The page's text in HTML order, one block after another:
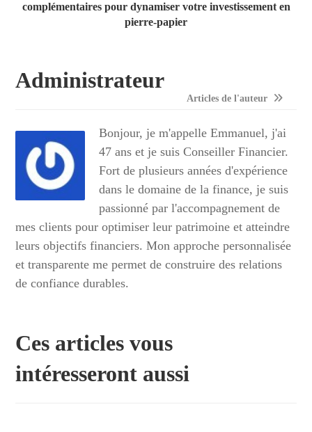
complémentaires pour dynamiser votre investissement en
pierre-papier
Administrateur
Articles de l'auteur
Bonjour, je m'appelle Emmanuel, j'ai
47 ans et je suis Conseiller Financier.
Fort de plusieurs années d'expérience
dans le domaine de la finance, je suis
passionné par l'accompagnement de
mes clients pour optimiser leur patrimoine et atteindre
leurs objectifs financiers. Mon approche personnalisée
et transparente me permet de construire des relations
de confiance durables.
Ces articles vous
intéresseront aussi